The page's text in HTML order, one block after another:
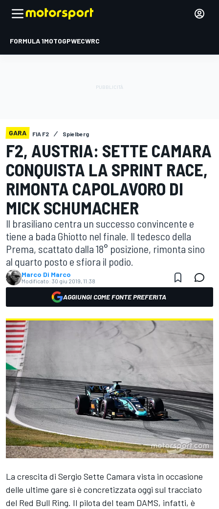
FORMULA 1MOTOGPWECWRC
GARA FIA F2 Spielberg
F2, AUSTRIA: SETTE CAMARA
CONQUISTA LA SPRINT RACE,
RIMONTA CAPOLAVORO DI
MICK SCHUMACHER
Il brasiliano centra un successo convincente e
tiene a bada Ghiotto nel finale. Il tedesco della
Prema, scattato dalla 18° posizione, rimonta sino
al quarto posto e sfiora il podio.
Marco Di Marco
Modificato: 30 giu 2019, 11:38
AGGIUNGI COME FONTE PREFERITA
La crescita di Sergio Sette Camara vista in occasione
delle ultime gare si è concretizzata oggi sul tracciato
del Red Bull Ring. Il pilota del team DAMS, infatti, è